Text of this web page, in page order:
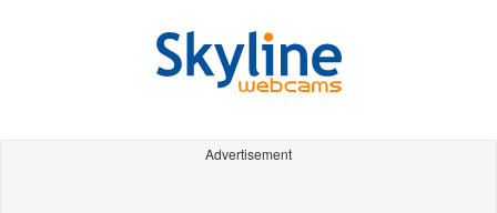
Advertisement